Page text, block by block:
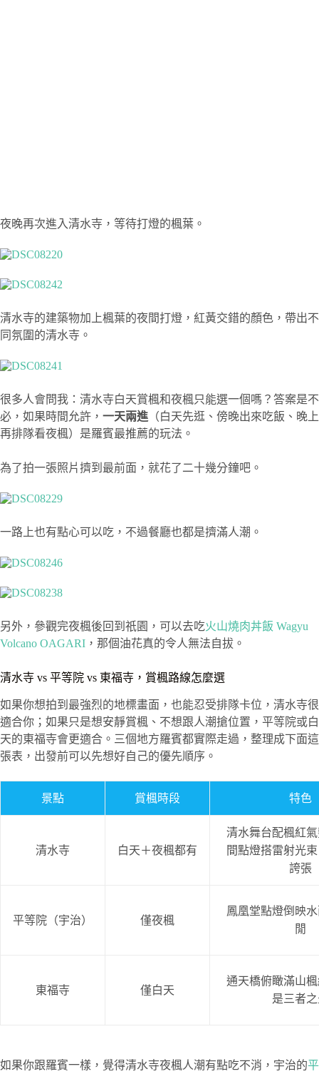
夜晚再次進入清水寺，等待打燈的楓葉。
清水寺的建築物加上楓葉的夜間打燈，紅黃交錯的顏色，帶出不
同氛圍的清水寺。
很多人會問我：清水寺白天賞楓和夜楓只能選一個嗎？答案是不
必，如果時間允許， 一天兩進 （白天先逛、傍晚出來吃飯、晚上
再排隊看夜楓）是羅賓最推薦的玩法。
為了拍一張照片擠到最前面，就花了二十幾分鐘吧。
一路上也有點心可以吃，不過餐廳也都是擠滿人潮。
另外，參觀完夜楓後回到祇園，可以去吃火山燒肉丼飯 Wagyu
Volcano OAGARI ，那個油花真的令人無法自拔。
清水寺 vs 平等院 vs 東福寺，賞楓路線怎麼選
如果你想拍到最強烈的地標畫面，也能忍受排隊卡位，清水寺很
適合你；如果只是想安靜賞楓、不想跟人潮搶位置，平等院或白
天的東福寺會更適合。三個地方羅賓都實際走過，整理成下面這
張表，出發前可以先想好自己的優先順序。
景點 賞楓時段 特色
清水寺 白天＋夜楓都有
清水舞台配楓紅
間點燈搭雷射光
誇張
平等院（宇治） 僅夜楓
鳳凰堂點燈倒映
閒
東福寺 僅白天
通天橋俯瞰滿山
是三者
如果你跟羅賓一樣，覺得清水寺夜楓人潮有點吃不消，宇治的平